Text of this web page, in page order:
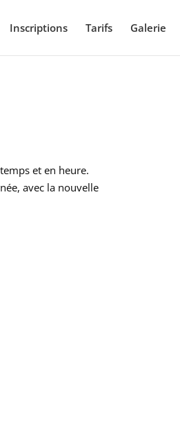
Inscriptions Tarifs Galerie
et en heure.
avec la nouvelle